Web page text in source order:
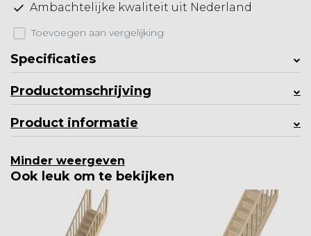
Ambachtelijke kwaliteit uit Nederland
Toevoegen aan vergelijking
Specificaties
Productomschrijving
Product informatie
Minder weergeven
Ook leuk om te bekijken